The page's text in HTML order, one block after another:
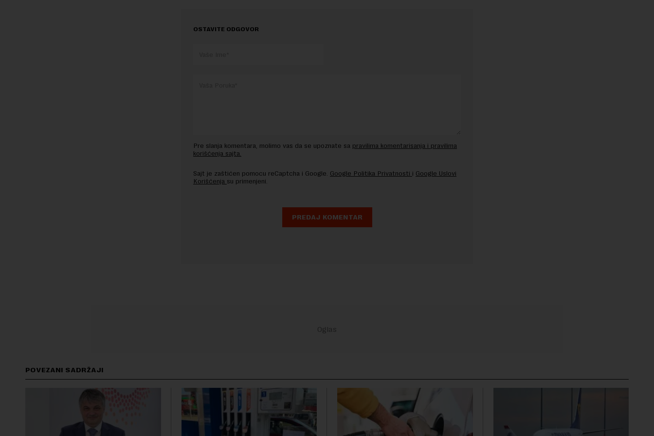
OSTAVITE ODGOVOR
Pre slanja komentara, molimo vas da se upoznate sa pravilima komentarisanja i pravilima
korišćenja sajta.
Sajt je zaštićen pomocu reCaptcha i Google. Google Politika Privatnosti i Google Uslovi
Korišćenja su primenjeni.
POVEZANI SADRŽAJI